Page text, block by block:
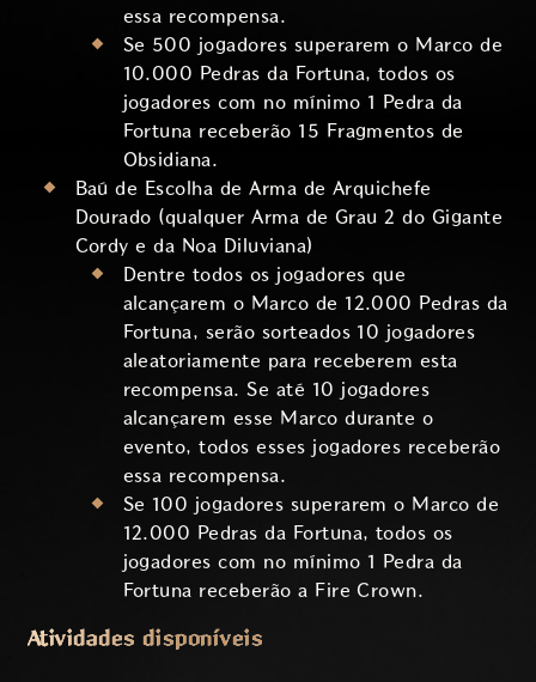
essa recompensa.
Se 500 jogadores superarem o Marco de
10.000 Pedras da Fortuna, todos os
jogadores com no mínimo 1 Pedra da
Fortuna receberão 15 Fragmentos de
Obsidiana.
Baú de Escolha de Arma de Arquichefe
Dourado (qualquer Arma de Grau 2 do Gigante
Cordy e da Noa Diluviana)
Dentre todos os jogadores que
alcançarem o Marco de 12.000 Pedras da
Fortuna, serão sorteados 10 jogadores
aleatoriamente para receberem esta
recompensa. Se até 10 jogadores
alcançarem esse Marco durante o
evento, todos esses jogadores receberão
essa recompensa.
Se 100 jogadores superarem o Marco de
12.000 Pedras da Fortuna, todos os
jogadores com no mínimo 1 Pedra da
Fortuna receberão a Fire Crown.
Atividades disponíveis